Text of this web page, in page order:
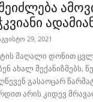
29, 2021
მაღალი დონით
ახალ მექანიზმებს,
გასაოცარ
არის კიდევ